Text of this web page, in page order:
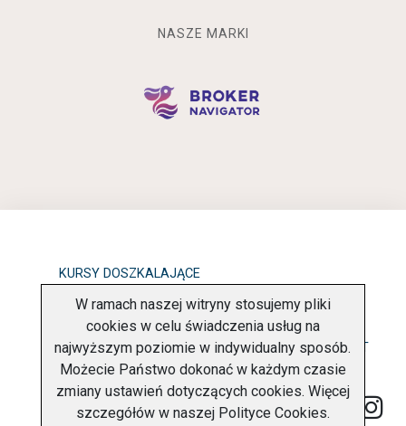
NASZE MARKI
KURSY DOSZKALAJĄCE
OBOWIĄZEK INFORMACYJNY
POLITYKA PRYWATNOŚCI O FIRMIE KONTAKT
W ramach naszej witryny stosujemy pliki
cookies w celu świadczenia usług na
najwyższym poziomie w indywidualny sposób.
Możecie Państwo dokonać w każdym czasie
zmiany ustawień dotyczących cookies. Więcej
szczegółów w naszej Polityce Cookies.